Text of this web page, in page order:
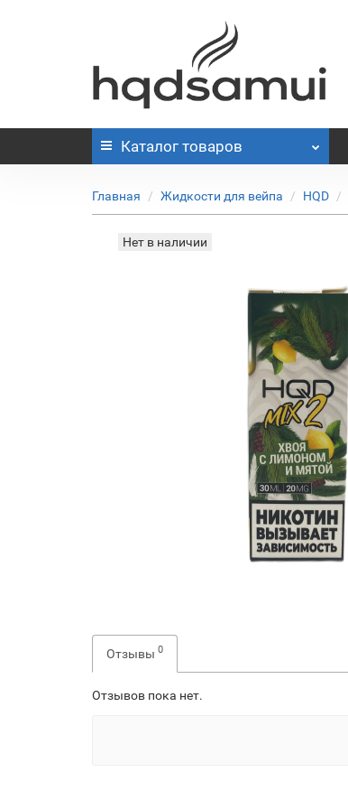
Каталог товаров
Главная Жидкости для вейпа HQD
Нет в наличии
Отзывы 0
Отзывов пока нет.